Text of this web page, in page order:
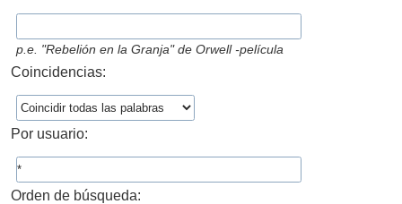
p.e. "Rebelión en la Granja" de Orwell -película
Coincidencias:
Por usuario:
Orden de búsqueda: